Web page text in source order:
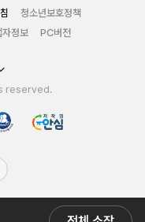
청소년보호정책
자정보 PC버전
reserved.